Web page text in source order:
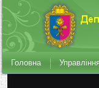
Головна Управління